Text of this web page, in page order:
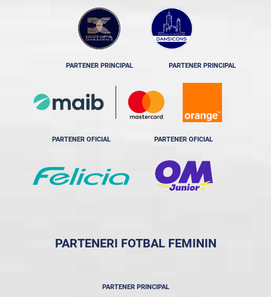
PARTENER PRINCIPAL PARTENER PRINCIPAL
PARTENER OFICIAL PARTENER OFICIAL
PARTENERI FOTBAL FEMININ
PARTENER PRINCIPAL